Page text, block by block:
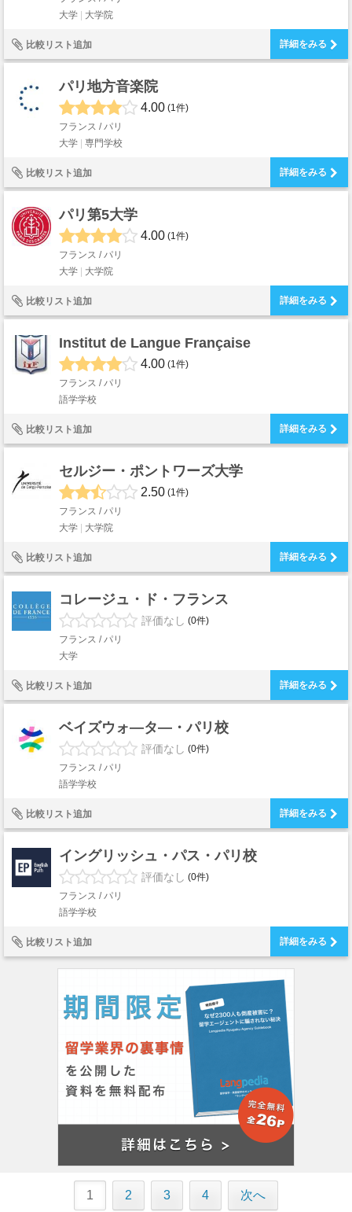
大学
大学院
比較リスト追加 詳細をみる
パリ地方音楽院
4.00 (1件)
フランス / パリ
大学
専門学校
比較リスト追加 詳細をみる
パリ第5大学
4.00 (1件)
フランス / パリ
大学
大学院
比較リスト追加 詳細をみる
Institut de Langue Française
4.00 (1件)
フランス / パリ
語学学校
比較リスト追加 詳細をみる
セルジー・ポントワーズ大学
2.50 (1件)
フランス / パリ
大学
大学院
比較リスト追加 詳細をみる
コレージュ・ド・フランス
評価なし (0件)
フランス / パリ
大学
比較リスト追加 詳細をみる
ベイズウォ―タ―・パリ校
評価なし (0件)
フランス / パリ
語学学校
比較リスト追加 詳細をみる
イングリッシュ・パス・パリ校
評価なし (0件)
フランス / パリ
語学学校
比較リスト追加 詳細をみる
1 2 3 4 次へ